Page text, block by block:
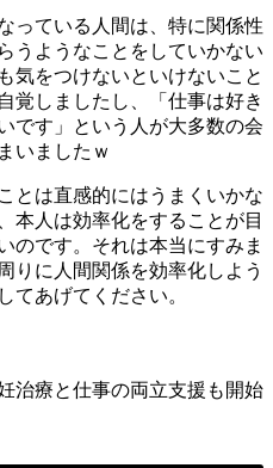
っている人間は、特に関係性
うようなことをしていかない
気をつけないといけないこと
覚しましたし、「仕事は好き
です」という人が大多数の会
いましたｗ
とは直感的にはうまくいかな
本人は効率化をすることが目
のです。それは本当にすみま
りに人間関係を効率化しよう
てあげてください。
治療と仕事の両立支援も開始